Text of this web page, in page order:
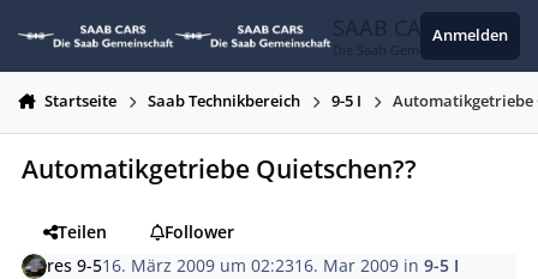
SAAB CARS
Die Saab Gemeinschaft
Anmelden
Startseite Saab Technikbereich 9-5 I Automatikgetriebe
Automatikgetriebe Quietschen??
Teilen
Follower
res 9-516. März 2009 um 02:2316. Mar 2009 in9-5 I